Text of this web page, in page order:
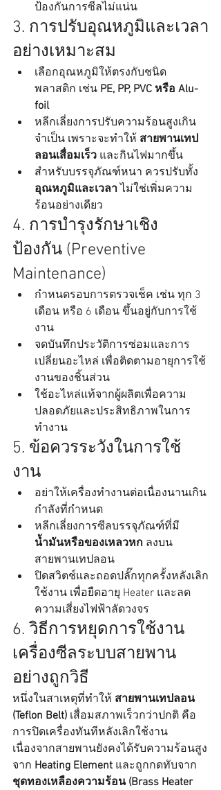
ป้องกันการซีลไม่แน่น
3. การปรับอุณหภูมิและเวลา
อย่างเหมาะสม
เลือกอุณหภูมิให้ตรงกับชนิด
พลาสติก เช่น PE, PP, PVC หรือ Alu-
foil
หลีกเลี่ยงการปรับความร้อนสูงเกิน
จำเป็น เพราะจะทำให้ สายพานเทป
ลอนเสื่อมเร็ว และกินไฟมากขึ้น
สำหรับบรรจุภัณฑ์หนา ควรปรับทั้ง
อุณหภูมิและเวลา ไม่ใช่เพิ่มความ
ร้อนอย่างเดียว
4. การบำรุงรักษาเชิง
ป้องกัน (Preventive
Maintenance)
กำหนดรอบการตรวจเช็ค เช่น ทุก 3
เดือน หรือ 6 เดือน ขึ้นอยู่กับการใช้
งาน
จดบันทึกประวัติการซ่อมและการ
เปลี่ยนอะไหล่ เพื่อติดตามอายุการใช้
งานของชิ้นส่วน
ใช้อะไหล่แท้จากผู้ผลิตเพื่อความ
ปลอดภัยและประสิทธิภาพในการ
ทำงาน
5. ข้อควรระวังในการใช้
งาน
อย่าให้เครื่องทำงานต่อเนื่องนานเกิน
กำลังที่กำหนด
หลีกเลี่ยงการซีลบรรจุภัณฑ์ที่มี
น้ำมันหรือของเหลวหก ลงบน
สายพานเทปลอน
ปิดสวิตช์และถอดปลั๊กทุกครั้งหลังเลิก
ใช้งาน เพื่อยืดอายุ Heater และลด
ความเสี่ยงไฟฟ้าลัดวงจร
6. วิธีการหยุดการใช้งาน
เครื่องซีลระบบสายพาน
อย่างถูกวิธี
หนึ่งในสาเหตุที่ทำให้ สายพานเทปลอน
(Teflon Belt) เสื่อมสภาพเร็วกว่าปกติ คือ
การปิดเครื่องทันทีหลังเลิกใช้งาน
เนื่องจากสายพานยังคงได้รับความร้อนสูง
จาก Heating Element และถูกกดทับจาก
ชุดทองเหลืองความร้อน (Brass Heater